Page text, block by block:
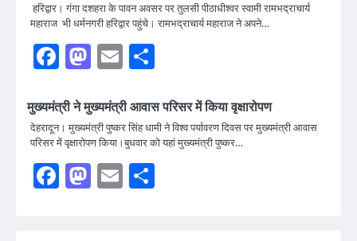
हरिद्वार। गंगा दशहरा के पावन अवसर पर तुलसी पीठाधीश्वर स्वामी रामभद्राचार्य
महाराज भी धर्मनगरी हरिद्वार पहुंचे। रामभद्राचार्य महाराज ने अपने…
Facebook
Mastodon
Email
मुख्यमंत्री ने मुख्यमंत्री आवास परिसर में किया वृक्षारोपण
देहरादून। मुख्यमंत्री पुष्कर सिंह धामी ने विश्व पर्यावरण दिवस पर मुख्यमंत्री आवास
परिसर में वृक्षारोपण किया।बुधवार को यहां मुख्यमंत्री पुष्कर…
Facebook
Mastodon
Email